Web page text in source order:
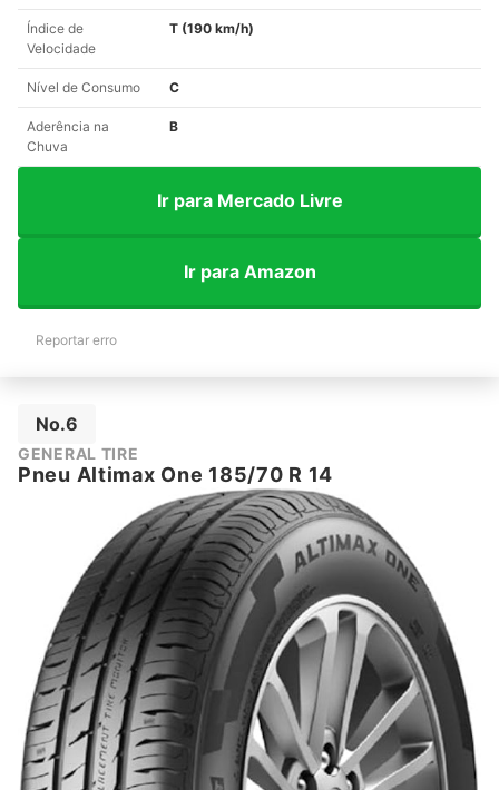
Índice de
Velocidade
T (190 km/h)
Nível de Consumo C
Aderência na
Chuva
B
Ir para Mercado Livre
Ir para Amazon
Reportar erro
No.6
GENERAL TIRE
Pneu Altimax One 185/70 R 14